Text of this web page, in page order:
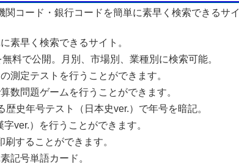
関コード・銀行コードを簡単に素早く検索できるサイ
素早く検索できるサイト。
料で公開。月別、市場別、業種別に検索可能。
測定テストを行うことができます。
数問題ゲームを行うことができます。
歴史年号テスト（日本史ver.）で年号を暗記。
ver.）を行うことができます。
することができます。
記号単語カード。